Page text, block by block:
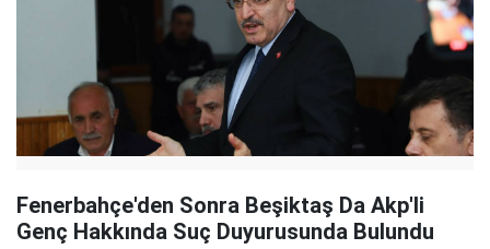
Fenerbahçe'den Sonra Beşiktaş Da Akp'li
Genç Hakkında Suç Duyurusunda Bulundu